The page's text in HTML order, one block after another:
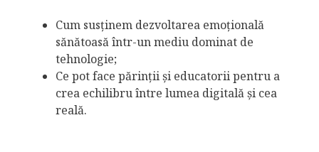
Cum susținem dezvoltarea emoțională
sănătoasă într-un mediu dominat de
tehnologie;
Ce pot face părinții și educatorii pentru a
crea echilibru între lumea digitală și cea
reală.